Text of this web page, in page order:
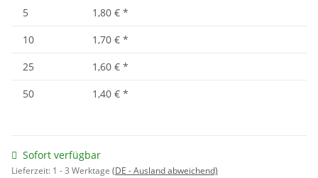
5
1,80 € *
10
1,70 € *
25
1,60 € *
50
1,40 € *
Sofort verfügbar
Lieferzeit: 1 - 3 Werktage (DE - Ausland abweichend)